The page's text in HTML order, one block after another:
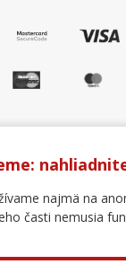
podmienky
Business
najmä na
časti nemusia